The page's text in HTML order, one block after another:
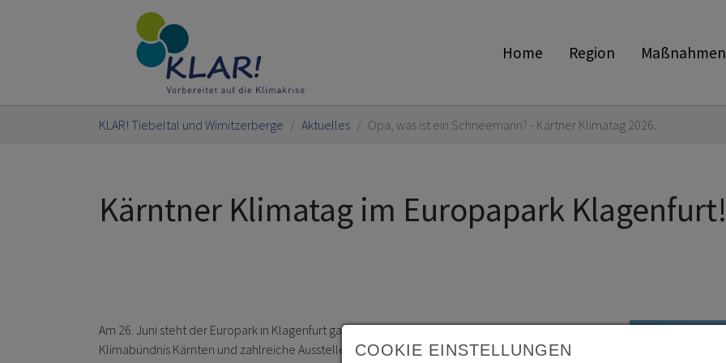
Home Region Maßnahmen
KLAR! Tiebeltal und Wimitzerberge Aktuelles Opa, was ist ein Schneemann? - Kärtner Klimatag 2026.
Kärntner Klimatag im Europapark
Am 26. Juni steht der Europark in Klagenfurt ganz im Zeichen des Klimas! Das
Klimabündnis Kärnten und zahlreiche Aussteller präsentieren ein bunt
COOKIE EINSTELLUNGEN